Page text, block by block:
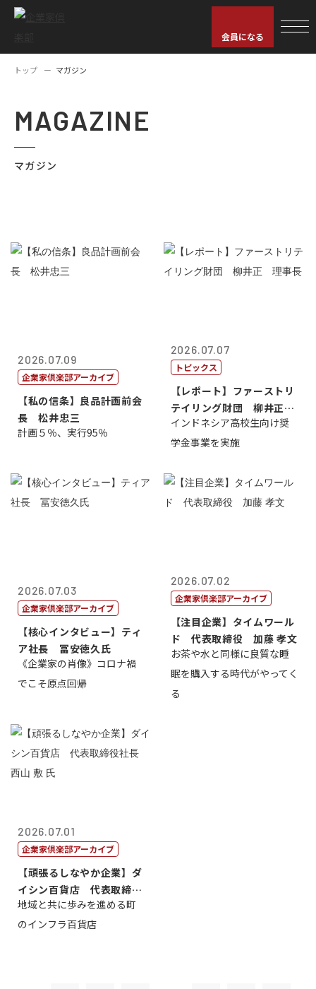
会員になる
トップ マガジン
MAGAZINE
マガジン
2026.07.09
企業家倶楽部アーカイブ
【私の信条】良品計画前会
長 松井忠三
計画５％、実行95％
2026.07.07
トピックス
【レポート】ファーストリ
テイリング財団 柳井正
理事長
インドネシア高校生向け奨
学金事業を実施
2026.07.03
企業家倶楽部アーカイブ
【核心インタビュー】ティ
ア社長 冨安徳久氏
《企業家の肖像》コロナ禍
でこそ原点回帰
2026.07.02
企業家倶楽部アーカイブ
【注目企業】タイムワール
ド 代表取締役 加藤 孝文
お茶や水と同様に良質な睡
眠を購入する時代がやってく
る
2026.07.01
企業家倶楽部アーカイブ
【頑張るしなやか企業】ダ
イシン百貨店 代表取締役
社長 西山 ...
地域と共に歩みを進める町
のインフラ百貨店